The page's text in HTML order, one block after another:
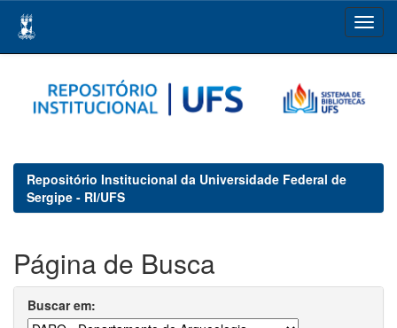
navigation
Repositório Institucional da Universidade Federal de
Sergipe - RI/UFS
Página de Busca
Buscar em: